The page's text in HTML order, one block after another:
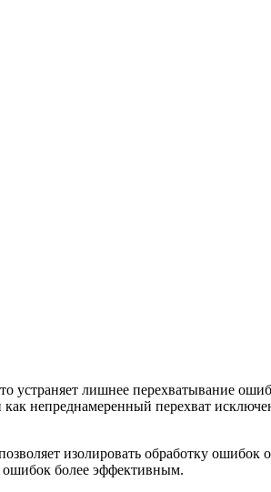
лишнее перехватывание
как непреднамеренный перехват
изолировать обработку
ошибок более эффективным.